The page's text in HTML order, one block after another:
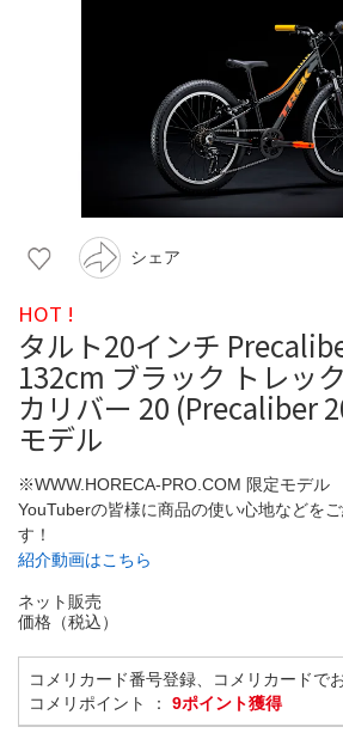
シェア
HOT !
タルト20インチ
132cm ブラック トレッ
カリバー 20 (Precaliber
モデル
※WWW.HORECA-PRO.COM 限定モデル
YouTuberの皆様に商品の使い心地などを
す！
紹介動画はこちら
ネット販売
価格（税込）
コメリカード番号登録、コメリカードで
コメリポイント ： 9ポイント獲得